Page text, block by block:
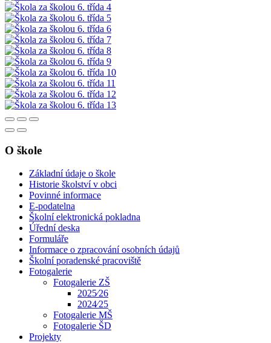
O škole
Základní údaje o škole
Historie školství v obci
Povinné informace
E-podatelna
Školní elektronická pokladna
Úřední deska
Formuláře
Informace o zpracování osobních údajů
Školní poradenské pracoviště
Fotogalerie
Fotogalerie ZŠ
2025⁄26
2024⁄25
Fotogalerie MŠ
Fotogalerie ŠD
Projekty